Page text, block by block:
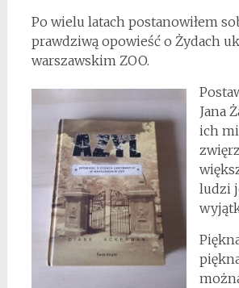
Po wielu latach postanowiłem
prawdziwą opowieść o Żydach
warszawskim ZOO.
Jana
ich
ludzi